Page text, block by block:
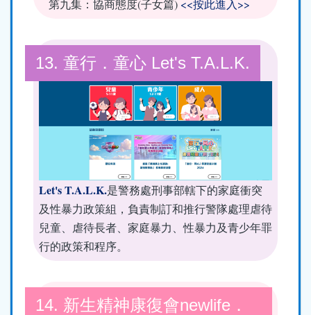
第九集：協商態度(子女篇) <<按此進入>>
13. 童行．童心 Let's T.A.L.K.
Let's T.A.L.K.是警務處刑事部轄下的家庭衝突
及性暴力政策組，負責制訂和推行警隊處理虐待
兒童、虐待長者、家庭暴力、性暴力及青少年罪
行的政策和程序。
14. 新生精神康復會newlife．